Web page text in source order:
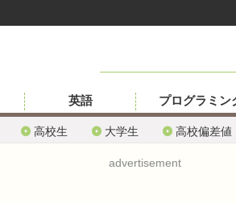
高校生 大学生 高校偏差値
英語 プログラミン
advertisement